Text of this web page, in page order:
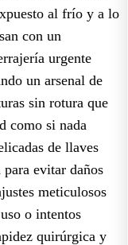
al frío y a lo
con un
urgente
un arsenal de
sin rotura que
como si nada
de llaves
evitar daños
meticulosos
o intentos
quirúrgica y